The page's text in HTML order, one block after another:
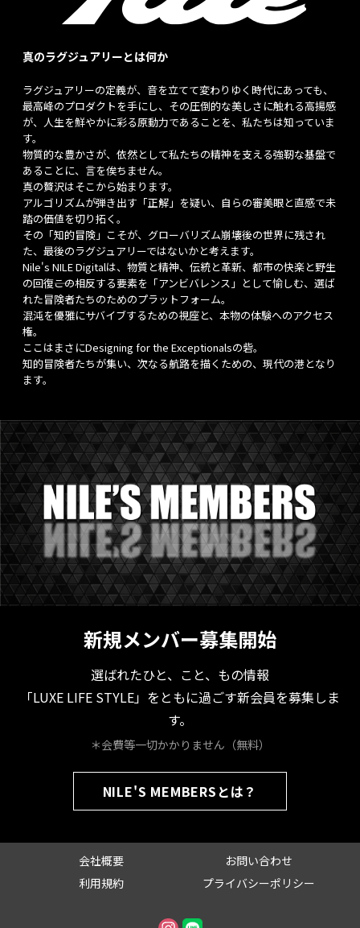
真のラグジュアリーとは何か
ラグジュアリーの定義が、音を立てて変わりゆく時代にあっても、
最高峰のプロダクトを手にし、その圧倒的な美しさに触れる高揚感
が、人生を鮮やかに彩る原動力であることを、私たちは知っていま
す。
物質的な豊かさが、依然として私たちの精神を支える強靭な基盤で
あることに、言を俟ちません。
真の贅沢はそこから始まります。
アルゴリズムが弾き出す「正解」を疑い、自らの審美眼と直感で未
踏の価値を切り拓く。
その「知的冒険」こそが、グローバリズム崩壊後の世界に残され
た、最後のラグジュアリーではないかと考えます。
Nile's NILE Digitalは、物質と精神、伝統と革新、都市の快楽と野生
の回復――この相反する要素を「アンビバレンス」として愉しむ、選ば
れた冒険者たちのためのプラットフォーム。
混沌を優雅にサバイブするための視座と、本物の体験へのアクセス
権。
ここはまさにDesigning for the Exceptionalsの砦。
知的冒険者たちが集い、次なる航路を描くための、現代の港となり
ます。
新規メンバー募集開始
選ばれたひと、こと、もの情報
「LUXE LIFE STYLE」をともに過ごす新会員を募集しま
す。
＊会費等一切かかりません（無料）
NILE'S MEMBERSとは？
会社概要
お問い合わせ
利用規約
プライバシーポリシー